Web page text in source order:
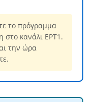
το πρόγραμμα
στο κανάλι ΕΡΤ1.
την ώρα